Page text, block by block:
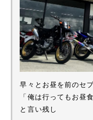
早々とお昼を前のセ
「俺は行ってもお昼
と言い残し